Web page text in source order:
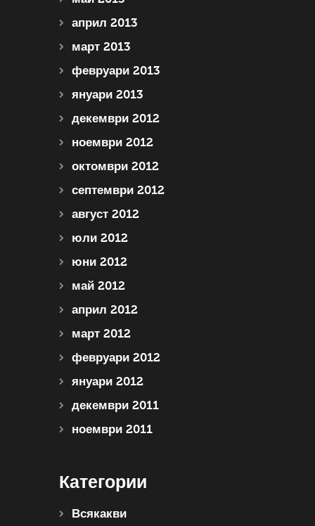
април 2013
март 2013
февруари 2013
януари 2013
декември 2012
ноември 2012
октомври 2012
септември 2012
август 2012
юли 2012
юни 2012
май 2012
април 2012
март 2012
февруари 2012
януари 2012
декември 2011
ноември 2011
Категории
Всякакви